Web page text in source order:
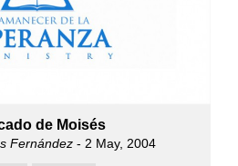
de Moisés
Fernández - 2 May, 2004